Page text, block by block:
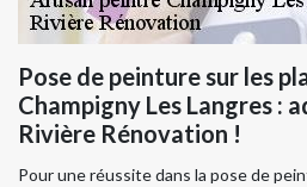
Pose de peinture sur les
Champigny Les Langres :
Rivière Rénovation !
Pour une réussite dans la pose de